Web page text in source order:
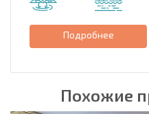
Подробнее
Похожие